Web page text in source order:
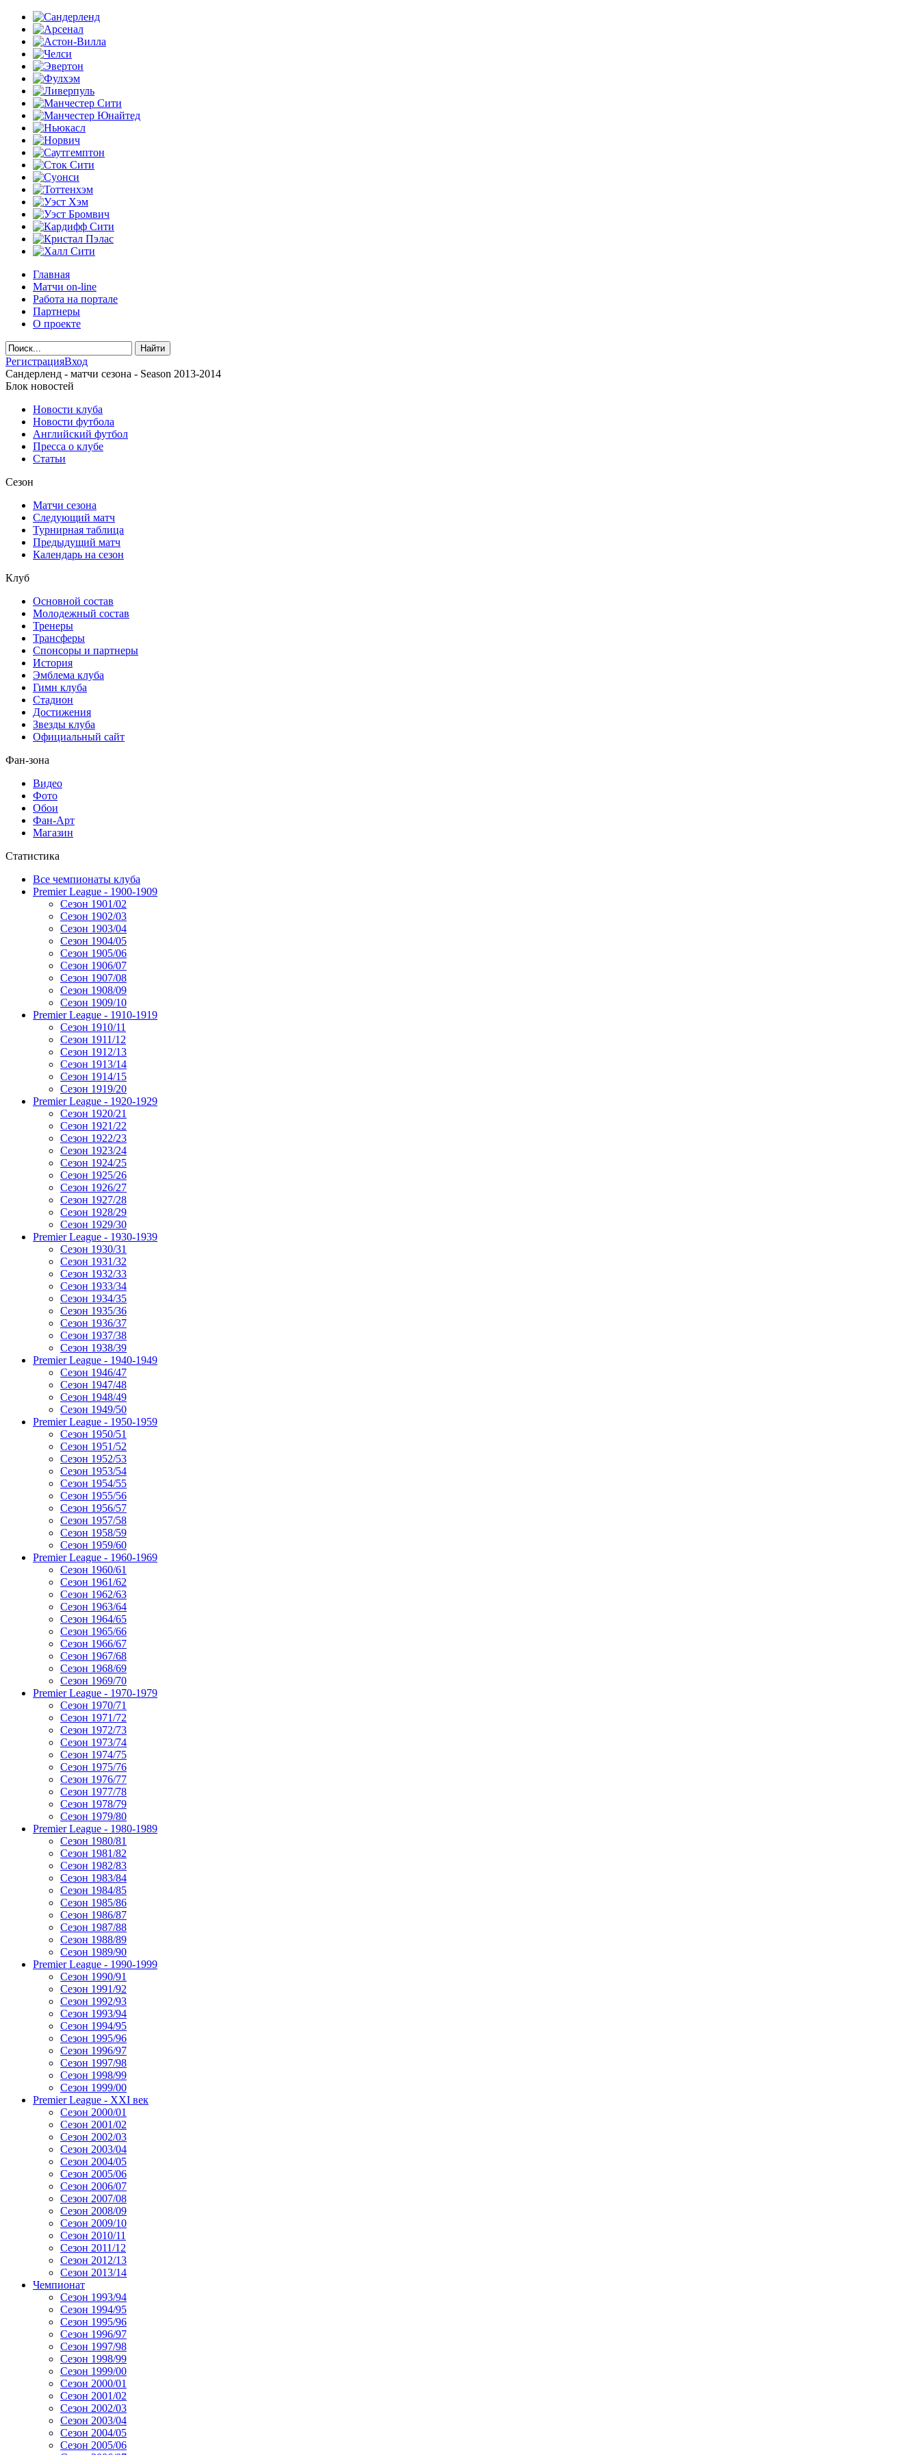
Главная
Матчи on-line
Работа на портале
Партнеры
О проекте
РегистрацияВход
Сандерленд - матчи сезона - Season 2013-2014
Блок новостей
Новости клуба
Новости футбола
Английский футбол
Пресса о клубе
Статьи
Сезон
Матчи сезона
Следующий матч
Турнирная таблица
Предыдущий матч
Календарь на сезон
Клуб
Основной состав
Молодежный состав
Тренеры
Трансферы
Спонсоры и партнеры
История
Эмблема клуба
Гимн клуба
Стадион
Достижения
Звезды клуба
Официальный сайт
Фан-зона
Видео
Фото
Обои
Фан-Арт
Магазин
Статистика
Все чемпионаты клуба
Premier League - 1900-1909
Сезон 1901/02
Сезон 1902/03
Сезон 1903/04
Сезон 1904/05
Сезон 1905/06
Сезон 1906/07
Сезон 1907/08
Сезон 1908/09
Сезон 1909/10
Premier League - 1910-1919
Сезон 1910/11
Сезон 1911/12
Сезон 1912/13
Сезон 1913/14
Сезон 1914/15
Сезон 1919/20
Premier League - 1920-1929
Сезон 1920/21
Сезон 1921/22
Сезон 1922/23
Сезон 1923/24
Сезон 1924/25
Сезон 1925/26
Сезон 1926/27
Сезон 1927/28
Сезон 1928/29
Сезон 1929/30
Premier League - 1930-1939
Сезон 1930/31
Сезон 1931/32
Сезон 1932/33
Сезон 1933/34
Сезон 1934/35
Сезон 1935/36
Сезон 1936/37
Сезон 1937/38
Сезон 1938/39
Premier League - 1940-1949
Сезон 1946/47
Сезон 1947/48
Сезон 1948/49
Сезон 1949/50
Premier League - 1950-1959
Сезон 1950/51
Сезон 1951/52
Сезон 1952/53
Сезон 1953/54
Сезон 1954/55
Сезон 1955/56
Сезон 1956/57
Сезон 1957/58
Сезон 1958/59
Сезон 1959/60
Premier League - 1960-1969
Сезон 1960/61
Сезон 1961/62
Сезон 1962/63
Сезон 1963/64
Сезон 1964/65
Сезон 1965/66
Сезон 1966/67
Сезон 1967/68
Сезон 1968/69
Сезон 1969/70
Premier League - 1970-1979
Сезон 1970/71
Сезон 1971/72
Сезон 1972/73
Сезон 1973/74
Сезон 1974/75
Сезон 1975/76
Сезон 1976/77
Сезон 1977/78
Сезон 1978/79
Сезон 1979/80
Premier League - 1980-1989
Сезон 1980/81
Сезон 1981/82
Сезон 1982/83
Сезон 1983/84
Сезон 1984/85
Сезон 1985/86
Сезон 1986/87
Сезон 1987/88
Сезон 1988/89
Сезон 1989/90
Premier League - 1990-1999
Сезон 1990/91
Сезон 1991/92
Сезон 1992/93
Сезон 1993/94
Сезон 1994/95
Сезон 1995/96
Сезон 1996/97
Сезон 1997/98
Сезон 1998/99
Сезон 1999/00
Premier League - XXI век
Сезон 2000/01
Сезон 2001/02
Сезон 2002/03
Сезон 2003/04
Сезон 2004/05
Сезон 2005/06
Сезон 2006/07
Сезон 2007/08
Сезон 2008/09
Сезон 2009/10
Сезон 2010/11
Сезон 2011/12
Сезон 2012/13
Сезон 2013/14
Чемпионат
Сезон 1993/94
Сезон 1994/95
Сезон 1995/96
Сезон 1996/97
Сезон 1997/98
Сезон 1998/99
Сезон 1999/00
Сезон 2000/01
Сезон 2001/02
Сезон 2002/03
Сезон 2003/04
Сезон 2004/05
Сезон 2005/06